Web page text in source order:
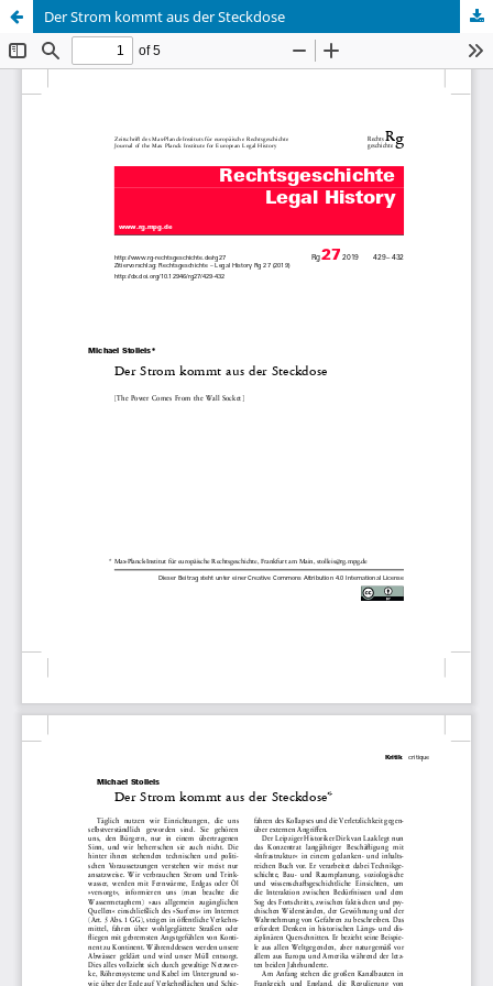
Der Strom kommt aus der Steckdose